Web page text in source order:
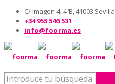
C/ Imagen 4, 4ºB, 41003 Sevilla
+34 955 546 531
info@foorma.es